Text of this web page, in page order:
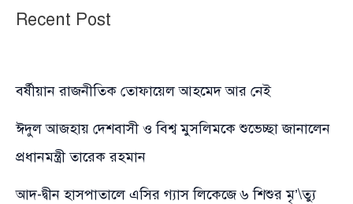
Recent Post
বর্ষীয়ান রাজনীতিক তোফায়েল আহমেদ আর নেই
ঈদুল আজহায় দেশবাসী ও বিশ্ব মুসলিমকে শুভেচ্ছা জানালেন
প্রধানমন্ত্রী তারেক রহমান
আদ-দ্বীন হাসপাতালে এসির গ্যাস লিকেজে ৬ শিশুর মৃ’\ত্যু